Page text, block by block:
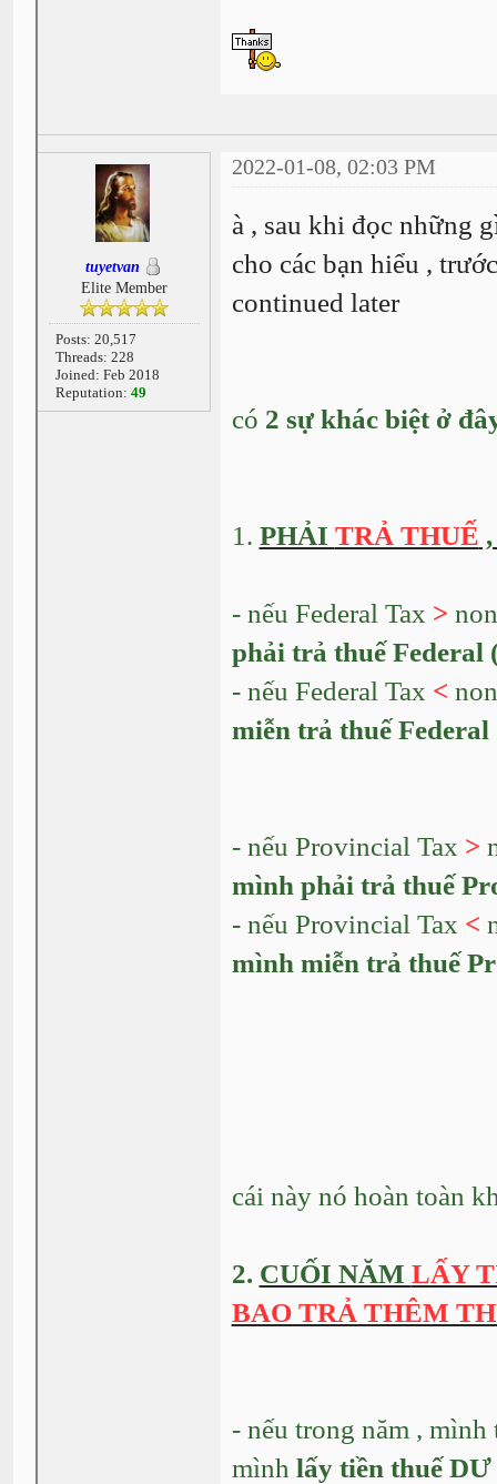
tuyetvan
Elite Member
Posts: 20,517
Threads: 228
Joined: Feb 2018
Reputation: 49
2022-01-08, 02:03 PM
à , sau khi đọc những
cho các bạn hiểu ,
continued later
có 2 sự khác biệt ở
1. PHẢI TRẢ THUẾ
- nếu Federal Tax >
phải trả thuế Federal
- nếu Federal Tax <
miễn trả thuế Federal
- nếu Provincial Tax >
mình phải trả thuế
- nếu Provincial Tax <
mình miễn trả thuế
cái này nó hoàn toàn
2. CUỐI NĂM LẤY
BAO TRẢ THÊM
- nếu trong năm ,
mình lấy tiền thuế DƯ